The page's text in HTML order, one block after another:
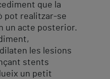
que la
pot realitzar-se
un acte posterior.
les lesions
stents
un petit